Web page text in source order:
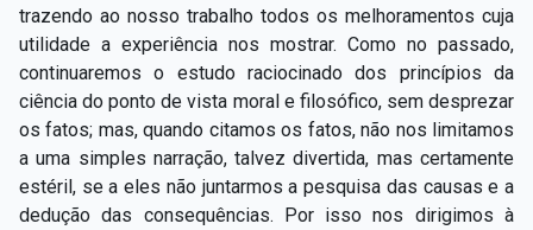
trazendo ao nosso trabalho todos os melhoramentos cuja
utilidade a experiência nos mostrar. Como no passado,
continuaremos o estudo raciocinado dos princípios da
ciência do ponto de vista moral e filosófico, sem desprezar
os fatos; mas, quando citamos os fatos, não nos limitamos
a uma simples narração, talvez divertida, mas certamente
estéril, se a eles não juntarmos a pesquisa das causas e a
dedução das consequências. Por isso nos dirigimos à